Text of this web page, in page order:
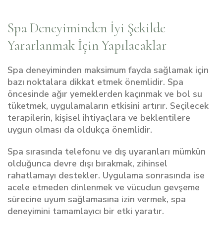
Spa Deneyiminden İyi Şekilde
Yararlanmak İçin Yapılacaklar
Spa deneyiminden maksimum fayda sağlamak için
bazı noktalara dikkat etmek önemlidir. Spa
öncesinde ağır yemeklerden kaçınmak ve bol su
tüketmek, uygulamaların etkisini artırır. Seçilecek
terapilerin, kişisel ihtiyaçlara ve beklentilere
uygun olması da oldukça önemlidir.
Spa sırasında telefonu ve dış uyaranları mümkün
olduğunca devre dışı bırakmak, zihinsel
rahatlamayı destekler. Uygulama sonrasında ise
acele etmeden dinlenmek ve vücudun gevşeme
sürecine uyum sağlamasına izin vermek, spa
deneyimini tamamlayıcı bir etki yaratır.